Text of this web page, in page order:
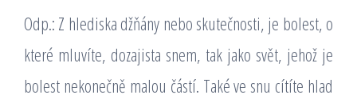
Odp.: Z hlediska džňány nebo skutečnosti, je bolest, o
které mluvíte, dozajista snem, tak jako svět, jehož je
bolest nekonečně malou částí. Také ve snu cítíte hlad